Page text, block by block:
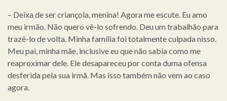
– Deixa de ser criançola, menina! Agora me escute. Eu amo
meu irmão. Não quero vê-lo sofrendo. Deu um trabalhão para
trazê-lo de volta. Minha família foi totalmente culpada nisso.
Meu pai, minha mãe, inclusive eu que não sabia como me
reaproximar dele. Ele desapareceu por conta duma ofensa
desferida pela sua irmã. Mas isso também não vem ao caso
agora.